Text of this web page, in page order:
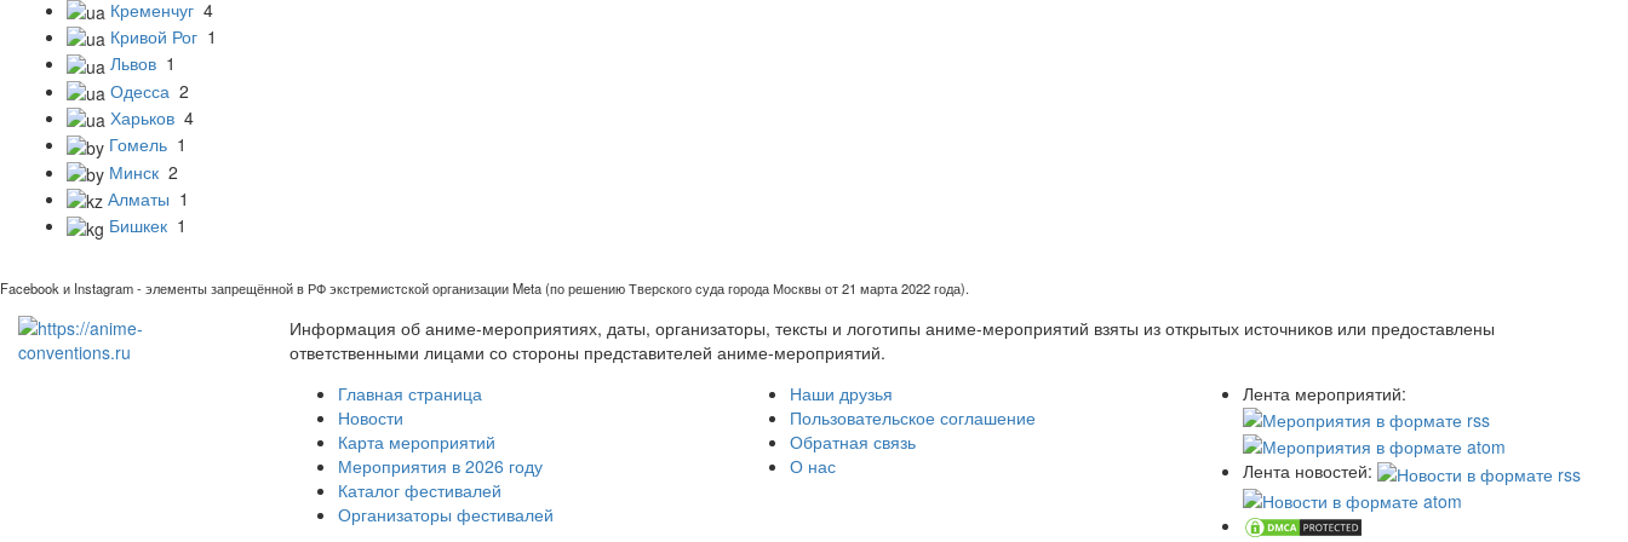
Кременчуг 4
Кривой Рог 1
Львов 1
Одесса 2
Харьков 4
Гомель 1
Минск 2
Алматы 1
Бишкек 1
Facebook и Instagram - элементы запрещённой в РФ экстремистской организации Meta (по решению Тверского суда города Москвы от 21 марта 2022 года).
Информация об аниме-мероприятиях, даты, организаторы, тексты и логотипы аниме-мероприятий взяты из открытых источников или предоставлены
ответственными лицами со стороны представителей аниме-мероприятий.
Главная страница
Новости
Карта мероприятий
Мероприятия в 2026 году
Каталог фестивалей
Организаторы фестивалей
Наши друзья
Пользовательское соглашение
Обратная связь
О нас
Лента мероприятий:
Лента новостей: